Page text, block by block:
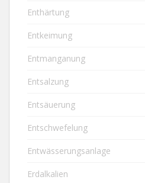
Enthärtung
Entkeimung
Entmanganung
Entsalzung
Entsäuerung
Entschwefelung
Entwässerungsanlage
Erdalkalien